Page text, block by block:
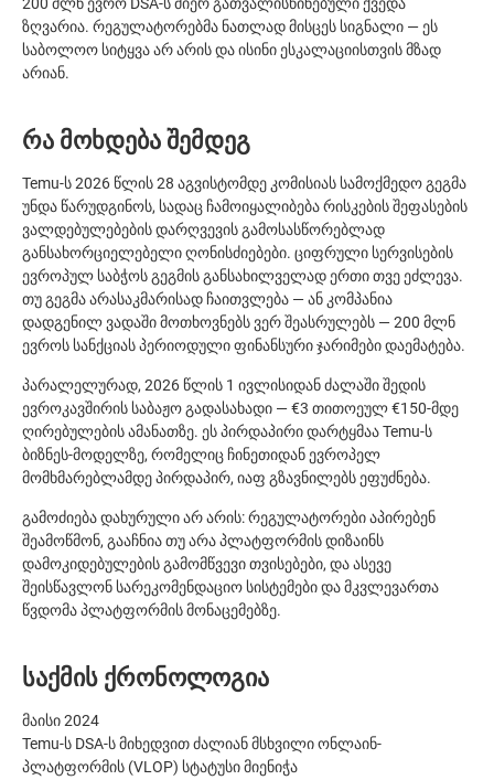
ზღვარია. რეგულატორებმა ნათლად მისცეს სიგნალი — ეს
საბოლოო სიტყვა არ არის და ისინი ესკალაციისთვის მზად
არიან.
რა მოხდება შემდეგ
Temu-ს 2026 წლის 28 აგვისტომდე კომისიას სამოქმედო გეგმა
უნდა წარუდგინოს, სადაც ჩამოიყალიბება რისკების შეფასების
ვალდებულებების დარღვევის გამოსასწორებლად
განსახორციელებელი ღონისძიებები. ციფრული სერვისების
ევროპულ საბჭოს გეგმის განსახილველად ერთი თვე ეძლევა.
თუ გეგმა არასაკმარისად ჩაითვლება — ან კომპანია
დადგენილ ვადაში მოთხოვნებს ვერ შეასრულებს — 200 მლნ
ევროს სანქციას პერიოდული ფინანსური ჯარიმები დაემატება.
პარალელურად, 2026 წლის 1 ივლისიდან ძალაში შედის
ევროკავშირის საბაჟო გადასახადი — €3 თითოეულ €150-მდე
ღირებულების ამანათზე. ეს პირდაპირი დარტყმაა Temu-ს
ბიზნეს-მოდელზე, რომელიც ჩინეთიდან ევროპელ
მომხმარებლამდე პირდაპირ, იაფ გზავნილებს ეფუძნება.
გამოძიება დახურული არ არის: რეგულატორები აპირებენ
შეამოწმონ, გააჩნია თუ არა პლატფორმის დიზაინს
დამოკიდებულების გამომწვევი თვისებები, და ასევე
შეისწავლონ სარეკომენდაციო სისტემები და მკვლევართა
წვდომა პლატფორმის მონაცემებზე.
საქმის ქრონოლოგია
მაისი 2024
Temu-ს DSA-ს მიხედვით ძალიან მსხვილი ონლაინ-
პლატფორმის (VLOP) სტატუსი მიენიჭა